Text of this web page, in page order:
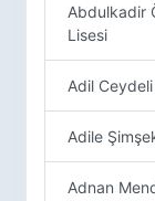
Abdulkadir
Lisesi
Adil
Adile
Adnan